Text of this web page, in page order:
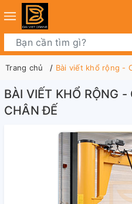
Trang chủ Bài viết khổ rộng -
BÀI VIẾT KHỔ RỘNG
CHÂN ĐẾ